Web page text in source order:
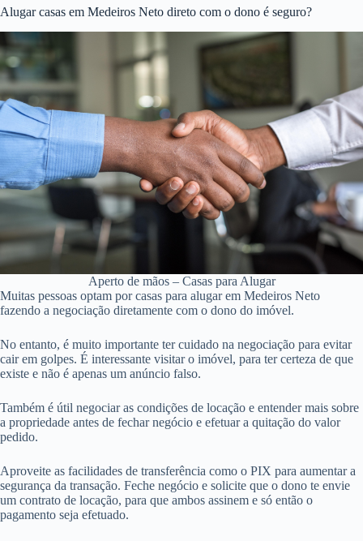
Alugar casas em Medeiros Neto direto com o dono é seguro?
Aperto de mãos – Casas para Alugar
Muitas pessoas optam por casas para alugar em Medeiros Neto
fazendo a negociação diretamente com o dono do imóvel.
No entanto, é muito importante ter cuidado na negociação para evitar
cair em golpes. É interessante visitar o imóvel, para ter certeza de que
existe e não é apenas um anúncio falso.
Também é útil negociar as condições de locação e entender mais sobre
a propriedade antes de fechar negócio e efetuar a quitação do valor
pedido.
Aproveite as facilidades de transferência como o PIX para aumentar a
segurança da transação. Feche negócio e solicite que o dono te envie
um contrato de locação, para que ambos assinem e só então o
pagamento seja efetuado.